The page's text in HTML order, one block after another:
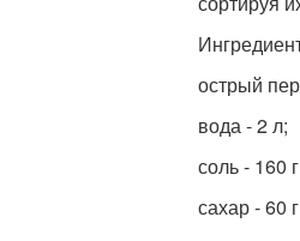
острый
вода - 2 л;
соль - 160
сахар - 60